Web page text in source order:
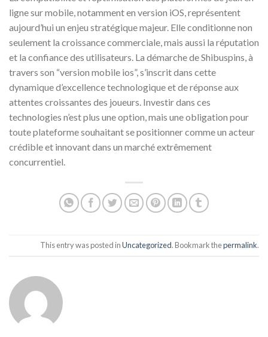
ligne sur mobile, notamment en version iOS, représentent
aujourd’hui un enjeu stratégique majeur. Elle conditionne non
seulement la croissance commerciale, mais aussi la réputation
et la confiance des utilisateurs. La démarche de Shibuspins, à
travers son “version mobile ios”, s’inscrit dans cette
dynamique d’excellence technologique et de réponse aux
attentes croissantes des joueurs. Investir dans ces
technologies n’est plus une option, mais une obligation pour
toute plateforme souhaitant se positionner comme un acteur
crédible et innovant dans un marché extrêmement
concurrentiel.
This entry was posted inUncategorized. Bookmark thepermalink.